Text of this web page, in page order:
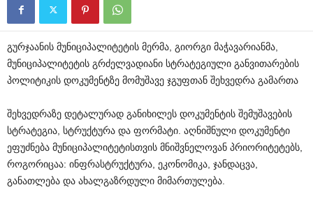
გურჯაანის მუნიციპალიტეტის მერმა, გიორგი მაჭავარიანმა,
მუნიციპალიტეტის გრძელვადიანი სტრატეგიული განვითარების
პოლიტიკის დოკუმენტზე მომუშავე ჯგუფთან შეხვედრა გამართა
შეხვედრაზე დეტალურად განიხილეს დოკუმენტის შემუშავების
სტრატეგია, სტრუქტურა და ფორმატი. აღნიშნული დოკუმენტი
ეფუძნება მუნიციპალიტეტისთვის მნიშვნელოვან პრიორიტეტებს,
როგორიცაა: ინფრასტრუქტურა, ეკონომიკა, ჯანდაცვა,
განათლება და ახალგაზრდული მიმართულება.